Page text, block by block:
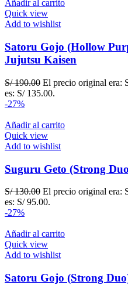
Añadir al carrito
Quick view
Add to wishlist
Satoru Gojo (Hollow
Jujutsu Kaisen
S/190.00 El precio original era:
es: S/ 135.00.
-27%
Añadir al carrito
Quick view
Add to wishlist
Suguru Geto (Strong
S/130.00 El precio original era:
es: S/ 95.00.
-27%
Añadir al carrito
Quick view
Add to wishlist
Satoru Gojo (Strong